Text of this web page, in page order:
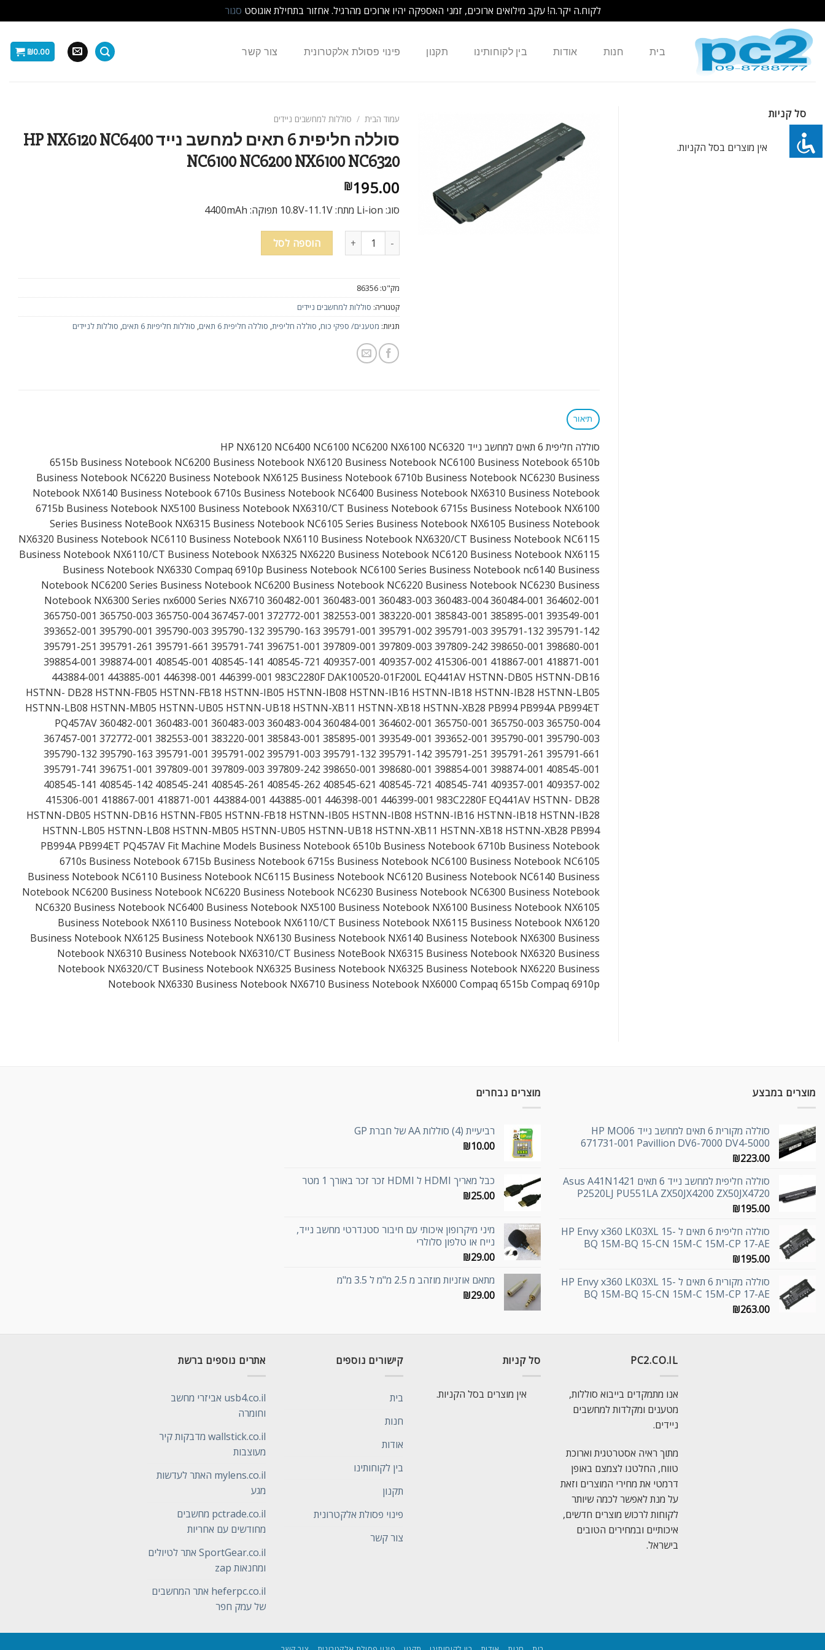
לקוח.ה יקר.ה! עקב מילואים ארוכים, זמני האספקה יהיו ארוכים מהרגיל. אחזור בתחילת אוגוסט סגור
content
בית חנות אודות בין לקוחותינו תקנון פינוי פסולת אלקטרונית צור קשר ₪0.00
סל קניות
אין מוצרים בסל הקניות.
עמוד הבית / סוללות למחשבים ניידים
סוללה חליפית 6 תאים למחשב נייד HP NX6120 NC6400
NC6100 NC6200 NX6100 NC6320
₪195.00
סוג: Li-ion מתח: 10.8V-11.1V תפוקה: 4400mAh
כמות של סוללה חליפית 6 תאים למחשב נייד HP NX6120 NC6400 NC6100 NC6200 NX6100 NC6320הוספה לסל
מק"ט: 86356
קטגוריה: סוללות למחשבים ניידים
תגיות: מטענים/ ספקי כוח, סוללה חליפית, סוללה חליפית 6 תאים , סוללות חליפיות 6 תאים , סוללות לניידים
תיאור
סוללה חליפית 6 תאים למחשב נייד HP NX6120 NC6400 NC6100 NC6200 NX6100 NC6320
6515b Business Notebook NC6200 Business Notebook NX6120 Business Notebook NC6100 Business Notebook 6510b
Business Notebook NC6220 Business Notebook NX6125 Business Notebook 6710b Business Notebook NC6230 Business
Notebook NX6140 Business Notebook 6710s Business Notebook NC6400 Business Notebook NX6310 Business Notebook
6715b Business Notebook NX5100 Business Notebook NX6310/CT Business Notebook 6715s Business Notebook NX6100
Series Business NoteBook NX6315 Business Notebook NC6105 Series Business Notebook NX6105 Business Notebook
NX6320 Business Notebook NC6110 Business Notebook NX6110 Business Notebook NX6320/CT Business Notebook NC6115
Business Notebook NX6110/CT Business Notebook NX6325 NX6220 Business Notebook NC6120 Business Notebook NX6115
Business Notebook NX6330 Compaq 6910p Business Notebook NC6100 Series Business Notebook nc6140 Business
Notebook NC6200 Series Business Notebook NC6200 Business Notebook NC6220 Business Notebook NC6230 Business
Notebook NX6300 Series nx6000 Series NX6710 360482-001 360483-001 360483-003 360483-004 360484-001 364602-001
365750-001 365750-003 365750-004 367457-001 372772-001 382553-001 383220-001 385843-001 385895-001 393549-001
393652-001 395790-001 395790-003 395790-132 395790-163 395791-001 395791-002 395791-003 395791-132 395791-142
395791-251 395791-261 395791-661 395791-741 396751-001 397809-001 397809-003 397809-242 398650-001 398680-001
398854-001 398874-001 408545-001 408545-141 408545-721 409357-001 409357-002 415306-001 418867-001 418871-001
443884-001 443885-001 446398-001 446399-001 983C2280F DAK100520-01F200L EQ441AV HSTNN-DB05 HSTNN-DB16
HSTNN- DB28 HSTNN-FB05 HSTNN-FB18 HSTNN-IB05 HSTNN-IB08 HSTNN-IB16 HSTNN-IB18 HSTNN-IB28 HSTNN-LB05
HSTNN-LB08 HSTNN-MB05 HSTNN-UB05 HSTNN-UB18 HSTNN-XB11 HSTNN-XB18 HSTNN-XB28 PB994 PB994A PB994ET
PQ457AV 360482-001 360483-001 360483-003 360483-004 360484-001 364602-001 365750-001 365750-003 365750-004
367457-001 372772-001 382553-001 383220-001 385843-001 385895-001 393549-001 393652-001 395790-001 395790-003
395790-132 395790-163 395791-001 395791-002 395791-003 395791-132 395791-142 395791-251 395791-261 395791-661
395791-741 396751-001 397809-001 397809-003 397809-242 398650-001 398680-001 398854-001 398874-001 408545-001
408545-141 408545-142 408545-241 408545-261 408545-262 408545-621 408545-721 408545-741 409357-001 409357-002
415306-001 418867-001 418871-001 443884-001 443885-001 446398-001 446399-001 983C2280F EQ441AV HSTNN- DB28
HSTNN-DB05 HSTNN-DB16 HSTNN-FB05 HSTNN-FB18 HSTNN-IB05 HSTNN-IB08 HSTNN-IB16 HSTNN-IB18 HSTNN-IB28
HSTNN-LB05 HSTNN-LB08 HSTNN-MB05 HSTNN-UB05 HSTNN-UB18 HSTNN-XB11 HSTNN-XB18 HSTNN-XB28 PB994
PB994A PB994ET PQ457AV Fit Machine Models Business Notebook 6510b Business Notebook 6710b Business Notebook
6710s Business Notebook 6715b Business Notebook 6715s Business Notebook NC6100 Business Notebook NC6105
Business Notebook NC6110 Business Notebook NC6115 Business Notebook NC6120 Business Notebook NC6140 Business
Notebook NC6200 Business Notebook NC6220 Business Notebook NC6230 Business Notebook NC6300 Business Notebook
NC6320 Business Notebook NC6400 Business Notebook NX5100 Business Notebook NX6100 Business Notebook NX6105
Business Notebook NX6110 Business Notebook NX6110/CT Business Notebook NX6115 Business Notebook NX6120
Business Notebook NX6125 Business Notebook NX6130 Business Notebook NX6140 Business Notebook NX6300 Business
Notebook NX6310 Business Notebook NX6310/CT Business NoteBook NX6315 Business Notebook NX6320 Business
Notebook NX6320/CT Business Notebook NX6325 Business Notebook NX6325 Business Notebook NX6220 Business
Notebook NX6330 Business Notebook NX6710 Business Notebook NX6000 Compaq 6515b Compaq 6910p
מוצרים במבצע
סוללה מקורית 6 תאים למחשב נייד HP MO06
671731-001 Pavillion DV6-7000 DV4-5000
₪223.00
סוללה חליפית למחשב נייד 6 תאים Asus A41N1421
P2520LJ PU551LA ZX50JX4200 ZX50JX4720
₪195.00
סוללה חליפית 6 תאים ל HP Envy x360 LK03XL 15-
BQ 15M-BQ 15-CN 15M-C 15M-CP 17-AE
₪195.00
סוללה מקורית 6 תאים ל HP Envy x360 LK03XL 15-
BQ 15M-BQ 15-CN 15M-C 15M-CP 17-AE
₪263.00
מוצרים נבחרים
רביעיית (4) סוללות AA של חברת GP
₪10.00
כבל מאריך HDMI ל HDMI זכר זכר באורך 1 מטר
₪25.00
מיני מיקרופון איכותי עם חיבור סטנדרטי מחשב נייד,
נייח או טלפון סלולרי
₪29.00
מתאם אוזניות מוזהב מ 2.5 מ"מ ל 3.5 מ"מ
₪29.00
PC2.CO.IL
אנו מתמקדים בייבוא סוללות,
מטענים ומקלדות למחשבים
ניידים.
מתוך ראיה אסטרטגית וארוכת
טווח, החלטנו לצמצם באופן
דרמטי את מחירי המוצרים וזאת
על מנת לאפשר לכמה שיותר
לקוחות לרכוש מוצרים חדשים,
איכותיים ובמחירים הטובים
בישראל.
סל קניות
אין מוצרים בסל הקניות.
קישורים נוספים
בית
חנות
אודות
בין לקוחותינו
תקנון
פינוי פסולת אלקטרונית
צור קשר
אתרים נוספים ברשת
usb4.co.il אביזרי מחשב
וחומרה
wallstick.co.il מדבקות קיר
מעוצבות
mylens.co.il האתר לעדשות
מגע
pctrade.co.il מחשבים
מחודשים עם אחריות
SportGear.co.il אתר לטיולים
ומחנאות zap
heferpc.co.il אתר המחשבים
של עמק חפר